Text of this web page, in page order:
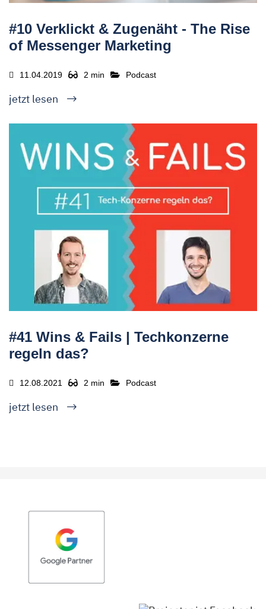
#10 Verklickt & Zugenäht - The Rise
of Messenger Marketing
11.04.2019 2 min Podcast
jetzt lesen
#41 Wins & Fails | Techkonzerne
regeln das?
12.08.2021 2 min Podcast
jetzt lesen